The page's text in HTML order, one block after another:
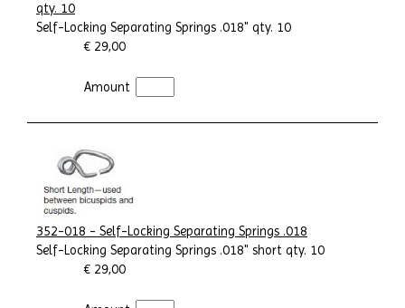
qty. 10
Self-Locking Separating Springs .018" qty. 10
€ 29,00
Amount
352-018 - Self-Locking Separating Springs .018
Self-Locking Separating Springs .018" short qty. 10
€ 29,00